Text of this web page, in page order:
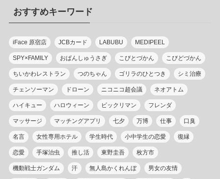
リ
ー
おすすめキーワード
iFace 原宿店 JCBカード LABUBU MEDIPEEL
SPY×FAMILY おぱんしゅうさぎ こびとづかん こびどづかん
ちいかわレストラン つのちゃん ゴリラのひとつき シミ治療
チェンソーマン ドローン ニコニコ超会議 ネオアトム
ハイキュー ハロウィーン ビックリマン フレンダ
マッサージ マッチングアプリ 七夕 万博 仕事 口臭
名言 女性専用ホテル 学生時代 小中学生の恋愛 復縁
恋愛 手塚治虫 推し活 東野圭吾 枚方市
機動戦士ガンダム 汗 無人島かくれんぼ 男女の友情